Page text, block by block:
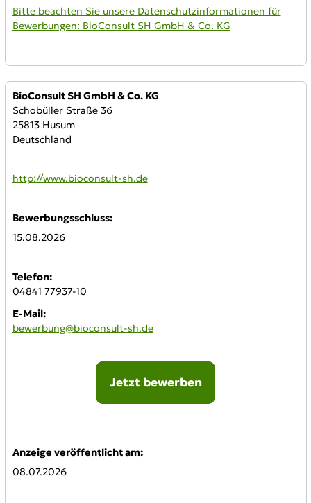
Bitte beachten Sie unsere Datenschutzinformationen für
Bewerbungen: BioConsult SH GmbH & Co. KG
Anbieter:
BioConsult SH GmbH & Co. KG
Schobüller Straße 36
25813 Husum
Deutschland
WWW:
http://www.bioconsult-sh.de
Bewerbungsschluss:
15.08.2026
Telefon:
04841 77937-10
E-Mail:
bewerbung@bioconsult-sh.de
Jetzt bewerben
Anzeige veröffentlicht am:
08.07.2026